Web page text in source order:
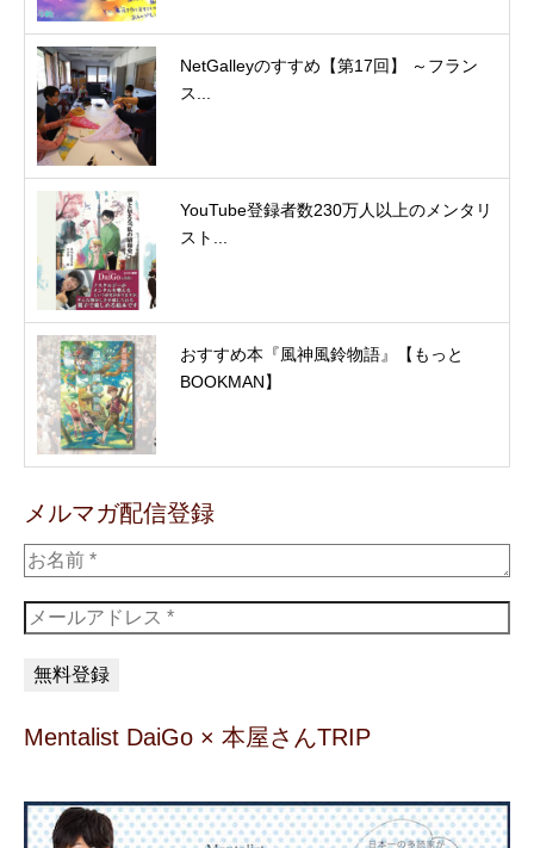
NetGalleyのすすめ【第17回】 ～フラン
ス...
YouTube登録者数230万人以上のメンタリ
スト...
おすすめ本『風神風鈴物語』【もっと
BOOKMAN】
メルマガ配信登録
Mentalist DaiGo × 本屋さんTRIP